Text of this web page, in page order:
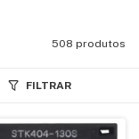
508 produtos
FILTRAR